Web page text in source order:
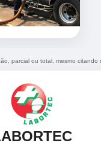
parcial ou total, mesmo